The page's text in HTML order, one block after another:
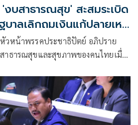
บสาธารณสุข' สะสมระเบิด
บาลเลิกถมเงินแก้ปลายเหตุ
จัง
วหน้าพรรคประชาธิปัตย์ อภิปราย
าธารณสุขและสุขภาพของคนไทยเมื่อ
พแห่งชาติ (สปสช.) เกือบ 3 แสนล้าน
การ 8 หมื่นล้านบาท